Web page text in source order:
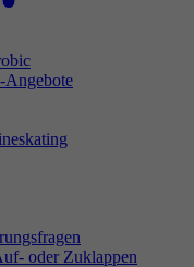
Angebote
oder Zuklappen